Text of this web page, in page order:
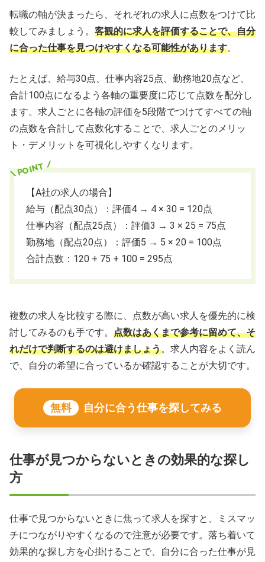
転職の軸が決まったら、それぞれの求人に点数をつけて比
較してみましょう。 客観的に求人を評価することで、自分
に合った仕事を見つけやすくなる可能性があります。
たとえば、給与30点、仕事内容25点、勤務地20点など、
合計100点になるよう各軸の重要度に応じて点数を配分し
ます。求人ごとに各軸の評価を5段階でつけてすべての軸
の点数を合計して点数化することで、求人ごとのメリッ
ト・デメリットを可視化しやすくなります。
【A社の求人の場合】
給与（配点30点）：評価4 → 4 × 30 = 120点
仕事内容（配点25点）：評価3 → 3 × 25 = 75点
勤務地（配点20点）：評価5 → 5 × 20 = 100点
合計点数：120 + 75 + 100 = 295点
複数の求人を比較する際に、点数が高い求人を優先的に検
討してみるのも手です。 点数はあくまで参考に留めて、そ
れだけで判断するのは避けましょう。求人内容をよく読ん
で、自分の希望に合っているか確認することが大切です。
無料 自分に合う仕事を探してみる
仕事が見つからないときの効果的な探し
方
仕事で見つからないときに焦って求人を探すと、ミスマッ
チにつながりやすくなるので注意が必要です。落ち着いて
効果的な探し方を心掛けることで、自分に合った仕事が見